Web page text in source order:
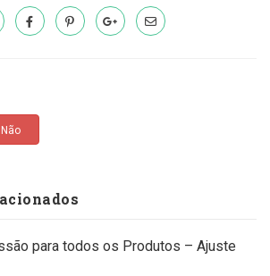
Não
para todos os Produtos – Ajuste